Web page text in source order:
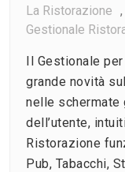
La Ristorazione ,
Gestionale
Il Gestionale
grande novità
nelle
dell’utente,
Ristorazione
Pub, Tabacchi,